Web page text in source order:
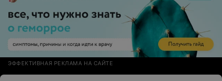
ЭФФЕКТИВНАЯ РЕКЛАМА НА САЙТЕ